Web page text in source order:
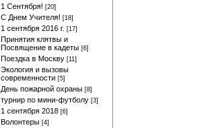
1 Сентября! [20]
С Днем Учителя! [18]
1 сентября 2016 г. [17]
Принятия клятвы и
Посвящение в кадеты [6]
Поездка в Москву [11]
Экология и вызовы
современности [5]
День пожарной охраны [8]
турнир по мини-футболу [3]
1 сентября 2018 [6]
Волонтеры [4]